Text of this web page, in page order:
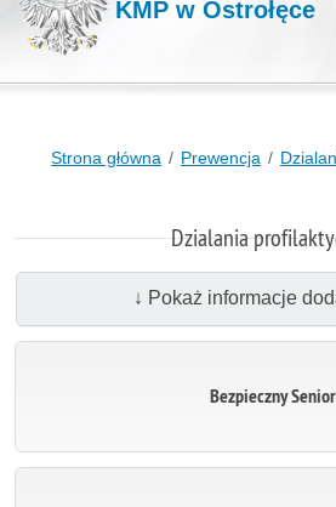
KMP w Ostrołęce
Strona główna Prewencja
Dzialania
↓ Pokaż informacje
Bezpieczny Senior